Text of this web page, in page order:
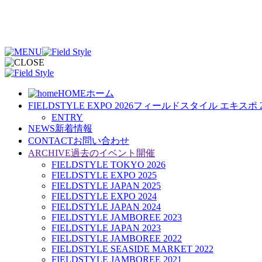
HOMEホーム
FIELDSTYLE EXPO 2026フィールドスタイル エキスポ
ENTRY
NEWS新着情報
CONTACTお問い合わせ
ARCHIVE過去のイベント開催
FIELDSTYLE TOKYO 2026
FIELDSTYLE EXPO 2025
FIELDSTYLE JAPAN 2025
FIELDSTYLE EXPO 2024
FIELDSTYLE JAPAN 2024
FIELDSTYLE JAMBOREE 2023
FIELDSTYLE JAPAN 2023
FIELDSTYLE JAMBOREE 2022
FIELDSTYLE SEASIDE MARKET 2022
FIELDSTYLE JAMBOREE 2021